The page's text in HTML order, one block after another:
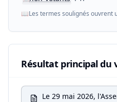
📖Les termes soulignés ouvrent
Résultat principal du
Le 29 mai 2026,